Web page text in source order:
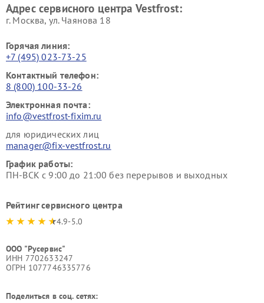
Адрес сервисного центра Vestfrost:
г. Москва, ул. Чаянова 18
Горячая линия:
+7 (495) 023-73-25
Контактный телефон:
8 (800) 100-33-26
Электронная почта:
info@vestfrost-fixim.ru
для юридических лиц
manager@fix-vestfrost.ru
График работы:
ПН-ВСК с 9:00 до 21:00 без перерывов и выходных
Рейтинг сервисного центра
4.9-5.0
ООО "Русервис"
ИНН 7702633247
ОГРН 1077746335776
Поделиться в соц. сетях: